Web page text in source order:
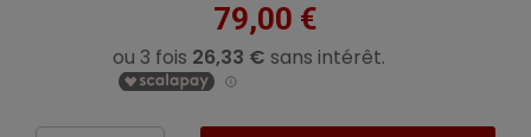
79,00 €